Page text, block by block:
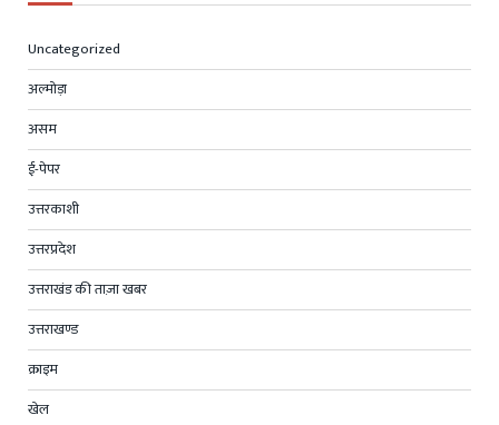
Uncategorized
अल्मोड़ा
असम
ई-पेपर
उत्तरकाशी
उत्तरप्रदेश
उत्तराखंड की ताज़ा खबर
उत्तराखण्ड
क्राइम
खेल